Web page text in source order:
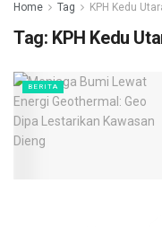
Home Tag KPH Kedu
Tag: KPH Kedu
BERITA